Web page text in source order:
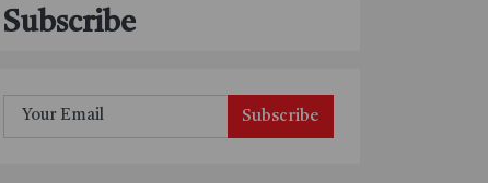
Subscribe
Subscribe